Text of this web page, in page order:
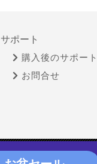
サポート
購入後のサポート
お問合せ
サ